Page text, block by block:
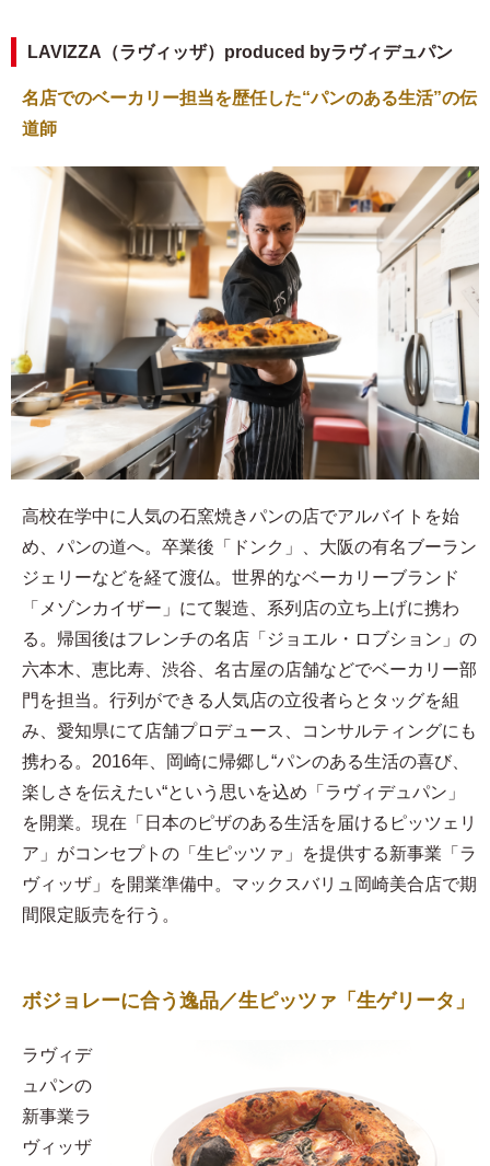
LAVIZZA（ラヴィッザ）produced byラヴィデュパン
名店でのベーカリー担当を歴任した“パンのある生活”の伝
道師
高校在学中に人気の石窯焼きパンの店でアルバイトを始
め、パンの道へ。卒業後「ドンク」、大阪の有名ブーラン
ジェリーなどを経て渡仏。世界的なベーカリーブランド
「メゾンカイザー」にて製造、系列店の立ち上げに携わ
る。帰国後はフレンチの名店「ジョエル・ロブション」の
六本木、恵比寿、渋谷、名古屋の店舗などでベーカリー部
門を担当。行列ができる人気店の立役者らとタッグを組
み、愛知県にて店舗プロデュース、コンサルティングにも
携わる。2016年、岡崎に帰郷し“パンのある生活の喜び、
楽しさを伝えたい“という思いを込め「ラヴィデュパン」
を開業。現在「日本のピザのある生活を届けるピッツェリ
ア」がコンセプトの「生ピッツァ」を提供する新事業「ラ
ヴィッザ」を開業準備中。マックスバリュ岡崎美合店で期
間限定販売を行う。
ボジョレーに合う逸品／生ピッツァ「生ゲリータ」
ラヴィデ
ュパンの
新事業ラ
ヴィッザ